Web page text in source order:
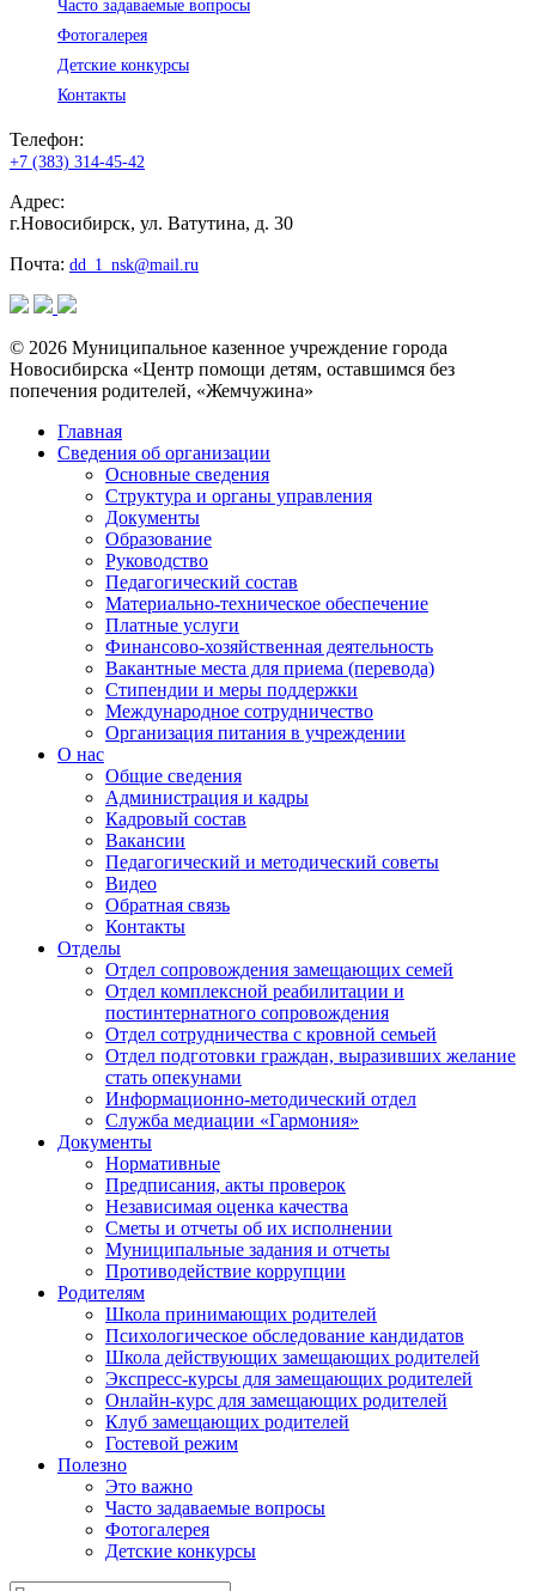
Часто задаваемые вопросы
Фотогалерея
Детские конкурсы
Контакты
Телефон:
+7 (383) 314-45-42
Адрес:
г.Новосибирск, ул. Ватутина, д. 30
Почта: dd_1_nsk@mail.ru
© 2026 Муниципальное казенное учреждение города
Новосибирска «Центр помощи детям, оставшимся без
попечения родителей, «Жемчужина»
Главная
Сведения об организации
Основные сведения
Структура и органы управления
Документы
Образование
Руководство
Педагогический состав
Материально-техническое обеспечение
Платные услуги
Финансово-хозяйственная деятельность
Вакантные места для приема (перевода)
Стипендии и меры поддержки
Международное сотрудничество
Организация питания в учреждении
О нас
Общие сведения
Администрация и кадры
Кадровый состав
Вакансии
Педагогический и методический советы
Видео
Обратная связь
Контакты
Отделы
Отдел сопровождения замещающих семей
Отдел комплексной реабилитации и
постинтернатного сопровождения
Отдел сотрудничества с кровной семьей
Отдел подготовки граждан, выразивших желание
стать опекунами
Информационно-методический отдел
Служба медиации «Гармония»
Документы
Нормативные
Предписания, акты проверок
Независимая оценка качества
Сметы и отчеты об их исполнении
Муниципальные задания и отчеты
Противодействие коррупции
Родителям
Школа принимающих родителей
Психологическое обследование кандидатов
Школа действующих замещающих родителей
Экспресс-курсы для замещающих родителей
Онлайн-курс для замещающих родителей
Клуб замещающих родителей
Гостевой режим
Полезно
Это важно
Часто задаваемые вопросы
Фотогалерея
Детские конкурсы